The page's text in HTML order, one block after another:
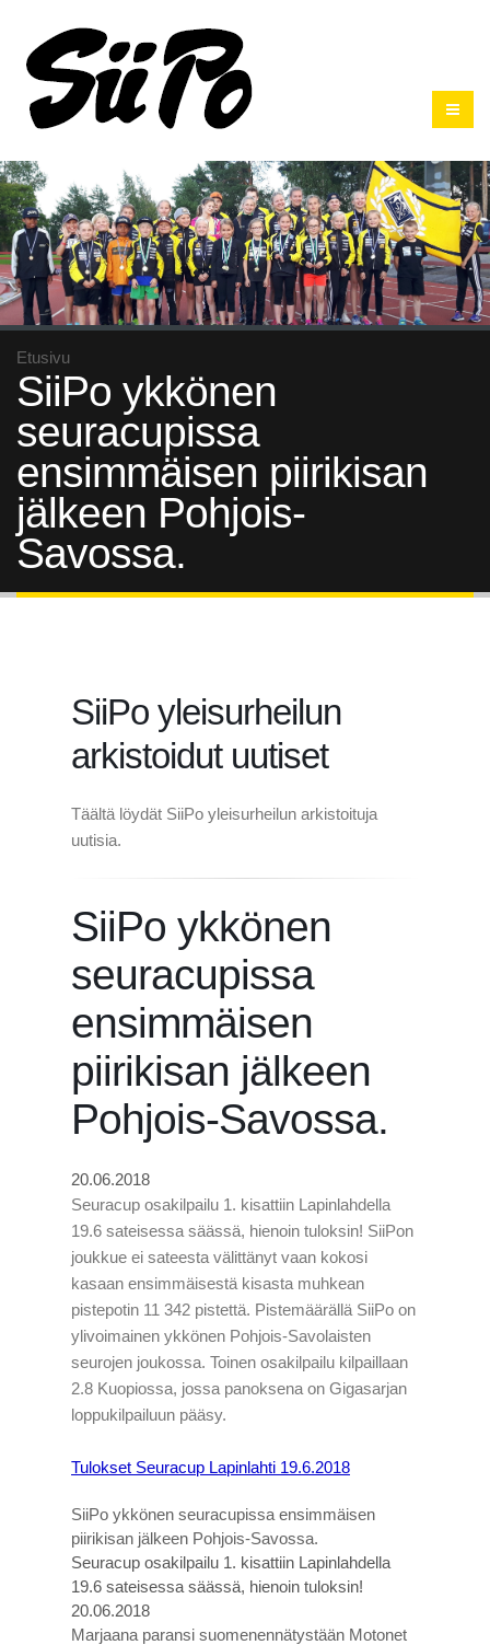
Etusivu
SiiPo ykkönen
seuracupissa
ensimmäisen piirikisan
jälkeen Pohjois-
Savossa.
SiiPo yleisurheilun
arkistoidut uutiset
Täältä löydät SiiPo yleisurheilun arkistoituja
uutisia.
SiiPo ykkönen
seuracupissa
ensimmäisen
piirikisan jälkeen
Pohjois-Savossa.
20.06.2018
Seuracup osakilpailu 1. kisattiin Lapinlahdella
19.6 sateisessa säässä, hienoin tuloksin! SiiPon
joukkue ei sateesta välittänyt vaan kokosi
kasaan ensimmäisestä kisasta muhkean
pistepotin 11 342 pistettä. Pistemäärällä SiiPo on
ylivoimainen ykkönen Pohjois-Savolaisten
seurojen joukossa. Toinen osakilpailu kilpaillaan
2.8 Kuopiossa, jossa panoksena on Gigasarjan
loppukilpailuun pääsy.
Tulokset Seuracup Lapinlahti 19.6.2018
SiiPo ykkönen seuracupissa ensimmäisen
piirikisan jälkeen Pohjois-Savossa.
Seuracup osakilpailu 1. kisattiin Lapinlahdella
19.6 sateisessa säässä, hienoin tuloksin!
20.06.2018
Marjaana paransi suomenennätystään Motonet